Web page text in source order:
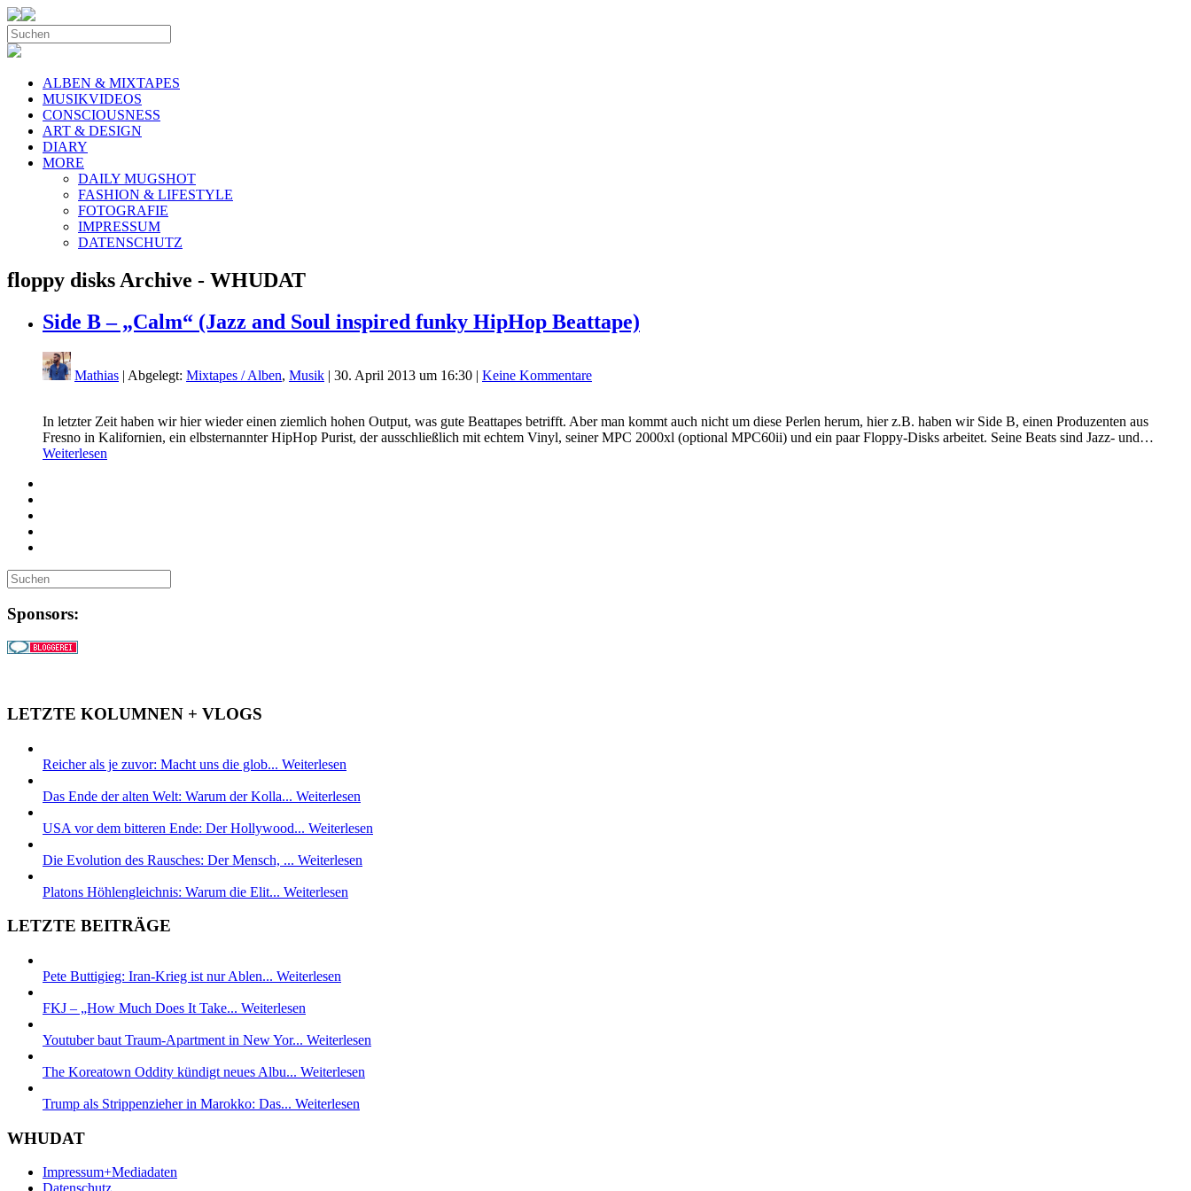
ALBEN & MIXTAPES
MUSIKVIDEOS
CONSCIOUSNESS
ART & DESIGN
DIARY
MORE
DAILY MUGSHOT
FASHION & LIFESTYLE
FOTOGRAFIE
IMPRESSUM
DATENSCHUTZ
floppy disks Archive - WHUDAT
Side B – „Calm“ (Jazz and Soul inspired funky HipHop Beattape)
Mathias | Abgelegt: Mixtapes / Alben, Musik | 30. April 2013 um 16:30 | Keine Kommentare
In letzter Zeit haben wir hier wieder einen ziemlich hohen Output, was gute Beattapes betrifft. Aber man kommt auch nicht um diese Perlen herum, hier z.B. haben wir Side B, einen Produzenten aus
Fresno in Kalifornien, ein elbsternannter HipHop Purist, der ausschließlich mit echtem Vinyl, seiner MPC 2000xl (optional MPC60ii) und ein paar Floppy-Disks arbeitet. Seine Beats sind Jazz- und…
Weiterlesen
Sponsors:
LETZTE KOLUMNEN + VLOGS
Reicher als je zuvor: Macht uns die glob... Weiterlesen
Das Ende der alten Welt: Warum der Kolla... Weiterlesen
USA vor dem bitteren Ende: Der Hollywood... Weiterlesen
Die Evolution des Rausches: Der Mensch, ... Weiterlesen
Platons Höhlengleichnis: Warum die Elit... Weiterlesen
LETZTE BEITRÄGE
Pete Buttigieg: Iran-Krieg ist nur Ablen... Weiterlesen
FKJ – „How Much Does It Take... Weiterlesen
Youtuber baut Traum-Apartment in New Yor... Weiterlesen
The Koreatown Oddity kündigt neues Albu... Weiterlesen
Trump als Strippenzieher in Marokko: Das... Weiterlesen
WHUDAT
Impressum+Mediadaten